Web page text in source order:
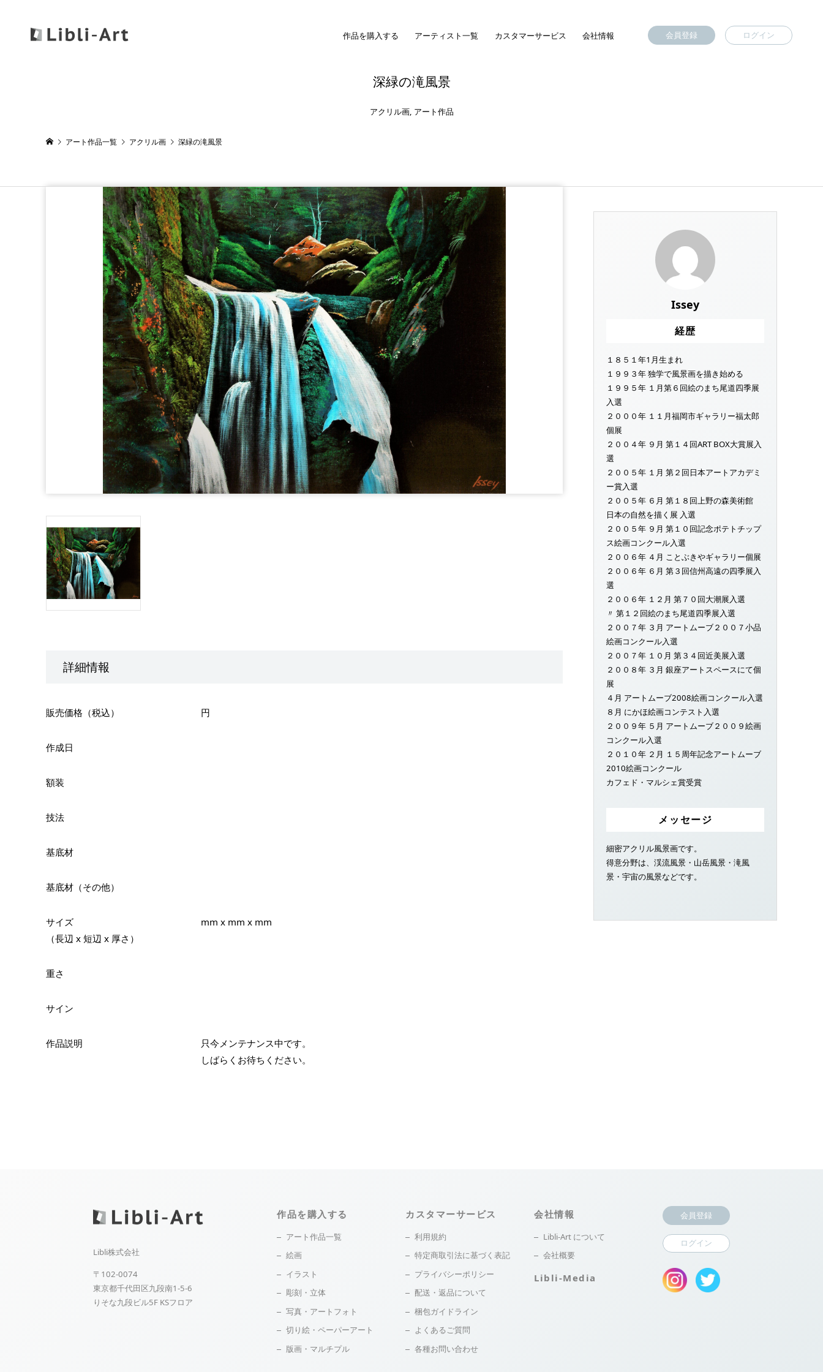
作品を購入する アーティスト一覧 カスタマーサービス 会社情報 会員登録 ログイン
深緑の滝風景
アクリル画, アート作品
アート作品一覧 アクリル画 深緑の滝風景
詳細情報
販売価格（税込） 円
作成日
額装
技法
基底材
基底材（その他）
サイズ
（長辺 x 短辺 x 厚さ）
mm x mm x mm
重さ
サイン
作品説明
只今メンテナンス中です。
しばらくお待ちください。
Issey
経歴
１８５１年1月生まれ
１９９３年 独学で風景画を描き始める
１９９５年 １月第６回絵のまち尾道四季展
入選
２０００年 １１月福岡市ギャラリー福太郎
個展
２００４年 ９月 第１４回ART BOX大賞展入
選
２００５年 １月 第２回日本アートアカデミ
ー賞入選
２００５年 ６月 第１８回上野の森美術館
日本の自然を描く展 入選
２００５年 ９月 第１０回記念ポテトチップ
ス絵画コンクール入選
２００６年 ４月 ことぶきやギャラリー個展
２００６年 ６月 第３回信州高遠の四季展入
選
２００６年 １２月 第７０回大潮展入選
〃 第１２回絵のまち尾道四季展入選
２００７年 ３月 アートムーブ２００７小品
絵画コンクール入選
２００７年 １０月 第３４回近美展入選
２００８年 ３月 銀座アートスペースにて個
展
４月 アートムーブ2008絵画コンクール入選
８月 にかほ絵画コンテスト入選
２００９年 ５月 アートムーブ２００９絵画
コンクール入選
２０１０年 ２月 １５周年記念アートムーブ
2010絵画コンクール
カフェド・マルシェ賞受賞
メッセージ
細密アクリル風景画です。
得意分野は、渓流風景・山岳風景・滝風
景・宇宙の風景などです。
Libli株式会社
〒102-0074
東京都千代田区九段南1-5-6
りそな九段ビル5F KSフロア
作品を購入する
アート作品一覧
絵画
イラスト
彫刻・立体
写真・アートフォト
切り絵・ペーパーアート
版画・マルチプル
カスタマーサービス
利用規約
特定商取引法に基づく表記
プライバシーポリシー
配送・返品について
梱包ガイドライン
よくあるご質問
各種お問い合わせ
会社情報
Libli-Art について
会社概要
Libli-Media
会員登録
ログイン